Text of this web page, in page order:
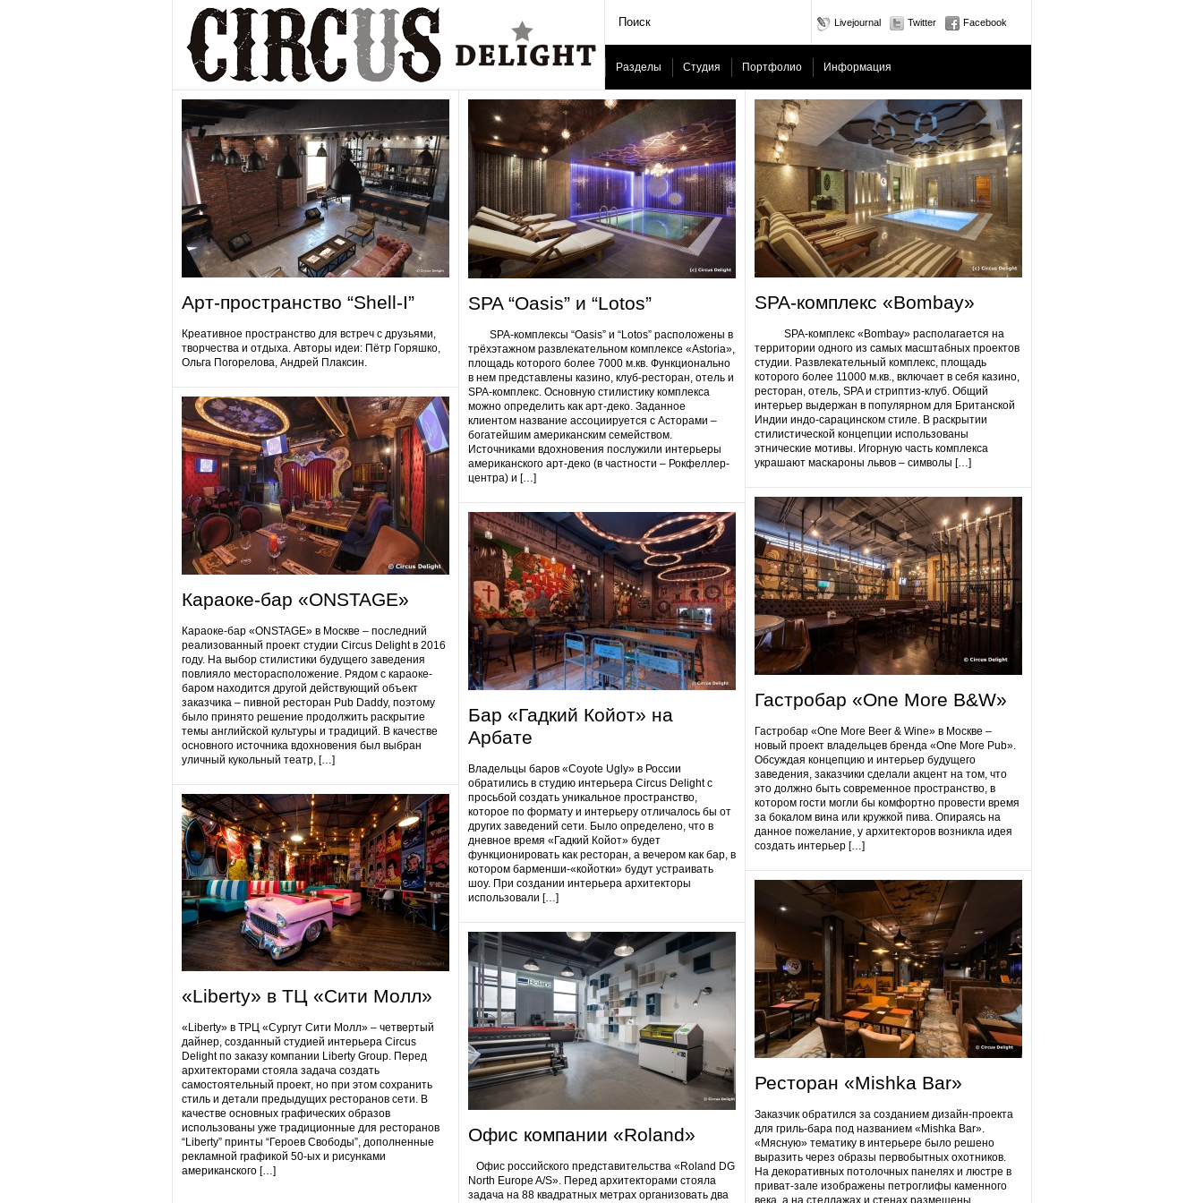
Livejournal Twitter Facebook
Разделы Студия Портфолио Информация
Арт-пространство “Shell-I”
Креативное пространство для встреч с друзьями,
творчества и отдыха. Авторы идеи: Пётр Горяшко,
Ольга Погорелова, Андрей Плаксин.
Караоке-бар «ONSTAGE»
Караоке-бар «ONSTAGE» в Москве – последний
реализованный проект студии Circus Delight в 2016
году. На выбор стилистики будущего заведения
повлияло месторасположение. Рядом с караоке-
баром находится другой действующий объект
заказчика – пивной ресторан Pub Daddy​, поэтому
было принято решение продолжить раскрытие
темы английской культуры и традиций. В качестве
основного источника вдохновения был выбран
уличный кукольный театр, […]
«Liberty» в ТЦ «Сити Молл»
«Liberty» в ТРЦ «Сургут Сити Молл» – четвертый
дайнер, созданный студией интерьера Circus
Delight по заказу компании Liberty Group. Перед
архитекторами стояла задача создать
самостоятельный проект, но при этом сохранить
стиль и детали предыдущих ресторанов сети. В
качестве основных графических образов
использованы уже традиционные для ресторанов
“Liberty” принты “Героев Свободы”, дополненные
рекламной графикой 50-ых и рисунками
американского […]
SPA “Oasis” и “Lotos”
SPA-комплексы “Oasis” и “Lotos” расположены в
трёхэтажном развлекательном комплексе «Astoria»,
площадь которого более 7000 м.кв. Функционально
в нем представлены казино, клуб-ресторан, отель и
SPA-комплекс. Основную стилистику комплекса
можно определить как арт-деко. Заданное
клиентом название ассоциируется с Асторами –
богатейшим американским семейством.
Источниками вдохновения послужили интерьеры
американского арт-деко (в частности – Рокфеллер-
центра) и […]
Бар «Гадкий Койот» на
Арбате
Владельцы баров «Coyote Ugly» в России
обратились в студию интерьера Circus Delight с
просьбой создать уникальное пространство,
которое по формату и интерьеру отличалось бы от
других заведений сети. Было определено, что в
дневное время «Гадкий Койот» будет
функционировать как ресторан, а вечером как бар, в
котором барменши-«койотки» будут устраивать
шоу. При создании интерьера архитекторы
использовали […]
Офис компании «Roland»
Офис российского представительства «Roland DG
North Europe A/S». Перед архитекторами стояла
задача на 88 квадратных метрах организовать два
SPA-комплекс «Bombay»
SPA-комплекс «Bombay» располагается на
территории одного из самых масштабных проектов
студии. Развлекательный комплекс, площадь
которого более 11000 м.кв., включает в себя казино,
ресторан, отель, SPA и стриптиз-клуб. Общий
интерьер выдержан в популярном для Британской
Индии индо-сарацинском стиле. В раскрытии
стилистической концепции использованы
этнические мотивы. Игорную часть комплекса
украшают маскароны львов – символы […]
Гастробap «One More B&W»
Гастробap «One More Beer & Wine» в Москве –
новый проект владельцев бренда «One More Pub».
Обсуждая концепцию и интерьер будущего
заведения, заказчики сделали акцент на том, что
это должно быть современное пространство, в
котором гости могли бы комфортно провести время
за бокалом вина или кружкой пива. Опираясь на
данное пожелание, у архитекторов возникла идея
создать интерьер […]
Ресторан «Mishka Bar»
Заказчик обратился за созданием дизайн-проекта
для гриль-бара под названием «Mishka Bar».
«Мясную» тематику в интерьере было решено
выразить через образы первобытных охотников.
На декоративных потолочных панелях и люстре в
приват-зале изображены петроглифы каменного
века, а на стеллажах и стенах размещены